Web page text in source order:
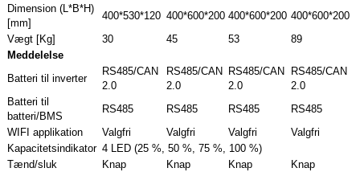
Dimension (L*B*H)
[mm]
400*530*120 400*600*200 400*600*200 400*600*200
Vægt [Kg]
30 45 53
89
Meddelelse
Batteri til inverter
RS485/CAN
2.0
RS485/CAN
2.0
RS485/CAN
2.0
RS485/CAN
2.0
Batteri til
batteri/BMS
RS485 RS485 RS485
RS485
WIFI applikation
Valgfri Valgfri Valgfri
Valgfri
Kapacitetsindikator 4 LED (25 %, 50 %, 75 %, 100 %)
Tænd/sluk
Knap Knap Knap
Knap